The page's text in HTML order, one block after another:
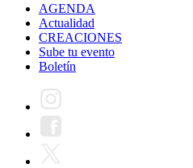
AGENDA
Actualidad
CREACIONES
Sube tu evento
Boletín